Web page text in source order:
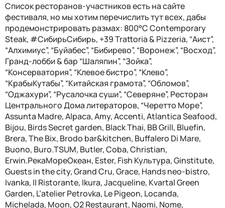
Список ресторанов-участников есть на сайте
фестиваля, но мы хотим перечислить тут всех, дабы
продемонстрировать размах: 800°С Contemporary
Steak, #СибирьСибирь, +39 Trattoria & Pizzeria, “Аист”,
“Алхимиус”, “Буйабес”, “Бибирево”, “Воронеж”, “Восход”,
Гранд-лобби & бар “Шаляпин”, “Зойкa”,
“Консерватория”, “Клевое бистро”, “Клево”,
“КрабыКутабы”, “Китайская грамота”, “Обломов”,
“Оджахури”, “Русалочка суши”, “Северяне”, Ресторан
Центрального Дома литераторов, “Черетто Море”,
Assunta Madre, Alpaca, Amy, Accenti, Atlantica Seafood,
Bijou, Birds Secret garden, Black Thai, BB Grill, Bluefin,
Brera, The Bix, Brodo bar&kitchen, Buffalero Di Mare,
Buono, Buro.TSUM, Butler, Coba, Christian,
Erwin.РекаМореОкеан, Ester, Fish Культура, Ginstitute,
Guests in the city, Grand Cru, Grace, Hands neo-bistro,
Ivanka, Il Ristorante, Ikura, Jacqueline, Kvartal Green
Garden, L’atelier Petrovka, Le Pigeon, Locanda,
Michelada, Moon, О2 Restaurant, Naomi, Nome,